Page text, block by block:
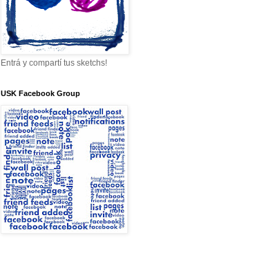
Entrá y compartí tus sketchs!
USK Facebook Group